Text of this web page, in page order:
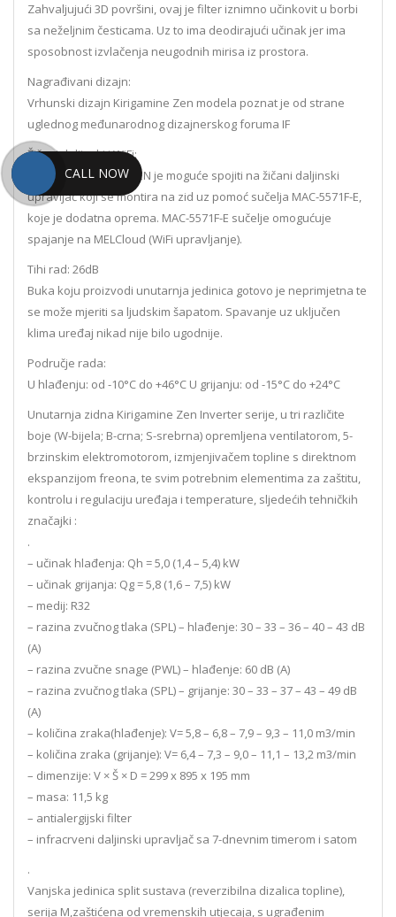
Zahvaljujući 3D površini, ovaj je filter iznimno učinkovit u borbi
sa neželjnim česticama. Uz to ima deodirajući učinak jer ima
sposobnost izvlačenja neugodnih mirisa iz prostora.
Nagrađivani dizajn:
Vrhunski dizajn Kirigamine Zen modela poznat je od strane
uglednog međunarodnog dizajnerskog foruma IF
Žičani daljinski i WiFi:
Modele Kirigamine ZEN je moguće spojiti na žičani daljinski
upravljač koji se montira na zid uz pomoć sučelja MAC-5571F-E,
koje je dodatna oprema. MAC-5571F-E sučelje omogućuje
spajanje na MELCloud (WiFi upravljanje).
Tihi rad: 26dB
Buka koju proizvodi unutarnja jedinica gotovo je neprimjetna te
se može mjeriti sa ljudskim šapatom. Spavanje uz uključen
klima uređaj nikad nije bilo ugodnije.
Područje rada:
U hlađenju: od -10°C do +46°C U grijanju: od -15°C do +24°C
Unutarnja zidna Kirigamine Zen Inverter serije, u tri različite
boje (W-bijela; B-crna; S-srebrna) opremljena ventilatorom, 5-
brzinskim elektromotorom, izmjenjivačem topline s direktnom
ekspanzijom freona, te svim potrebnim elementima za zaštitu,
kontrolu i regulaciju uređaja i temperature, sljedećih tehničkih
značajki :
.
– učinak hlađenja: Qh = 5,0 (1,4 – 5,4) kW
– učinak grijanja: Qg = 5,8 (1,6 – 7,5) kW
– medij: R32
– razina zvučnog tlaka (SPL) – hlađenje: 30 – 33 – 36 – 40 – 43 dB
(A)
– razina zvučne snage (PWL) – hlađenje: 60 dB (A)
– razina zvučnog tlaka (SPL) – grijanje: 30 – 33 – 37 – 43 – 49 dB
(A)
– količina zraka(hlađenje): V= 5,8 – 6,8 – 7,9 – 9,3 – 11,0 m3/min
– količina zraka (grijanje): V= 6,4 – 7,3 – 9,0 – 11,1 – 13,2 m3/min
– dimenzije: V × Š × D = 299 x 895 x 195 mm
– masa: 11,5 kg
– antialergijski filter
– infracrveni daljinski upravljač sa 7-dnevnim timerom i satom
.
Vanjska jedinica split sustava (reverzibilna dizalica topline),
serija M,zaštićena od vremenskih utjecaja, s ugrađenim
CALL NOW